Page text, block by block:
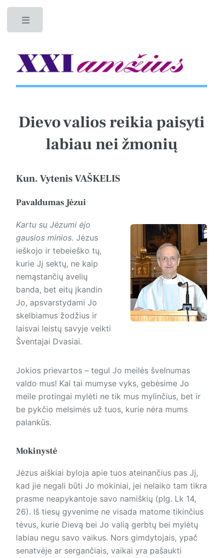
Dievo valios reikia paisyti
labiau nei žmonių
Kun. Vytenis VAŠKELIS
Pavaldumas Jėzui
Kartu su Jėzumi ėjo
gausios minios. Jėzus
ieškojo ir tebeieško tų,
kurie Jį sektų, ne kaip
nemąstančių avelių
banda, bet eitų įkandin
Jo, apsvarstydami Jo
skelbiamus žodžius ir
laisvai leistų savyje veikti
Šventajai Dvasiai.
Jokios prievartos – tegul Jo meilės švelnumas
valdo mus! Kai tai mumyse vyks, gebėsime Jo
meile protingai mylėti ne tik mus mylinčius, bet ir
be pykčio melsimės už tuos, kurie nėra mums
palankūs.
Mokinystė
Jėzus aiškiai byloja apie tuos ateinančius pas Jį,
kad jie negali būti Jo mokiniai, jei nelaiko tam tikra
prasme neapykantoje savo namiškių (plg. Lk 14,
26). Iš tiesų gyvenime ne visada matome tikinčius
tėvus, kurie Dievą bei Jo valią gerbtų bei mylėtų
labiau negu savo vaikus. Nors gimdytojais, ypač
senatvėje ar sergančiais, vaikai yra pašaukti